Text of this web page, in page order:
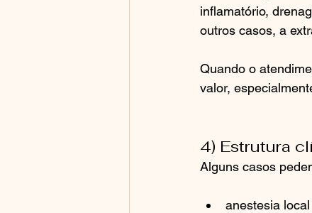
inflamatório,
outros casos, a
Quando o
valor,
4) Estrutura
Alguns casos
anestesia